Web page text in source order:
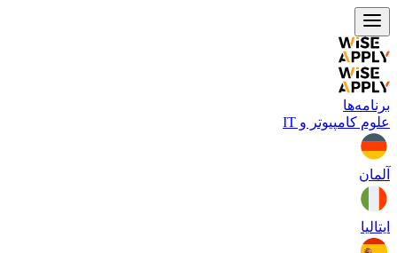
برنامه‌ها
علوم کامپیوتر و IT
آلمان
ایتالیا